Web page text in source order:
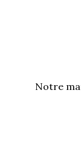
Notre